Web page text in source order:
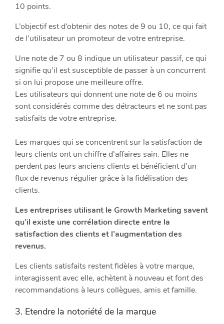
10 points.
L’objectif est d’obtenir des notes de 9 ou 10, ce qui fait
de l’utilisateur un promoteur de votre entreprise.
Une note de 7 ou 8 indique un utilisateur passif, ce qui
signifie qu’il est susceptible de passer à un concurrent
si on lui propose une meilleure offre.
​Les utilisateurs qui donnent une note de 6 ou moins
sont considérés comme des détracteurs et ne sont pas
satisfaits de votre entreprise.
Les marques qui se concentrent sur la satisfaction de
leurs clients ont un chiffre d’affaires sain. Elles ne
perdent pas leurs anciens clients et bénéficient d’un
flux de revenus régulier grâce à la fidélisation des
clients.
Les entreprises utilisant le Growth Marketing savent
qu’il existe une corrélation directe entre la
satisfaction des clients et l’augmentation des
revenus.
Les clients satisfaits restent fidèles à votre marque,
interagissent avec elle, achètent à nouveau et font des
recommandations à leurs collègues, amis et famille.
3. Etendre la notoriété de la marque